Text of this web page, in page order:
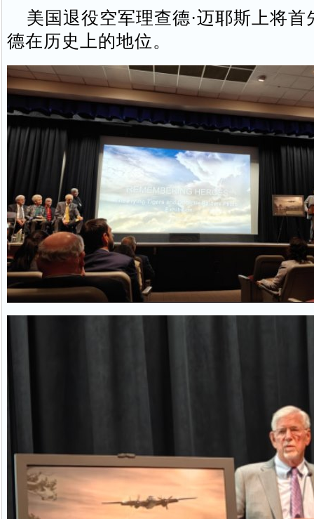
美国退役空军理查德·迈耶斯上将首
德在历史上的地位。